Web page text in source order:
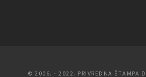
© 2006. - 2022. PRIVREDNA ŠTAMPA